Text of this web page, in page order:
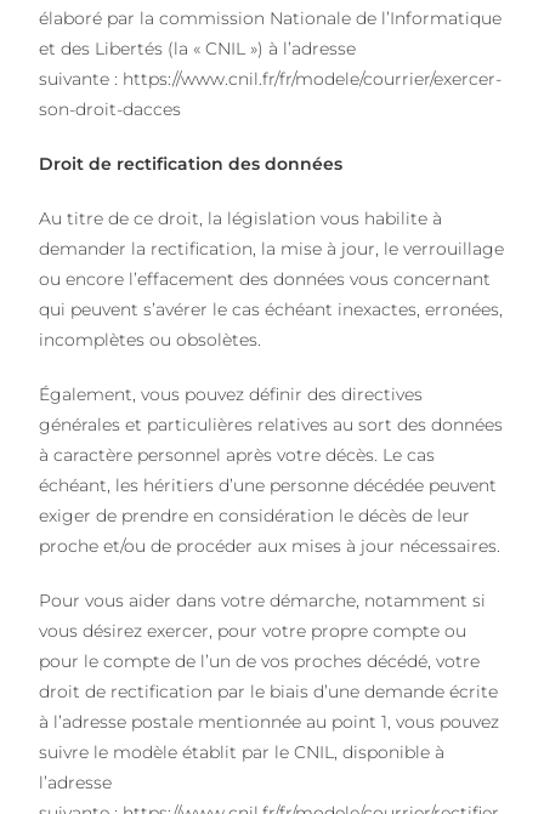
élaboré par la commission Nationale de l’Informatique
et des Libertés (la « CNIL ») à l’adresse
suivante : https://www.cnil.fr/fr/modele/courrier/exercer-
son-droit-dacces
Droit de rectification des données
Au titre de ce droit, la législation vous habilite à
demander la rectification, la mise à jour, le verrouillage
ou encore l’effacement des données vous concernant
qui peuvent s’avérer le cas échéant inexactes, erronées,
incomplètes ou obsolètes.
Également, vous pouvez définir des directives
générales et particulières relatives au sort des données
à caractère personnel après votre décès. Le cas
échéant, les héritiers d’une personne décédée peuvent
exiger de prendre en considération le décès de leur
proche et/ou de procéder aux mises à jour nécessaires.
Pour vous aider dans votre démarche, notamment si
vous désirez exercer, pour votre propre compte ou
pour le compte de l’un de vos proches décédé, votre
droit de rectification par le biais d’une demande écrite
à l’adresse postale mentionnée au point 1, vous pouvez
suivre le modèle établit par le CNIL, disponible à
l’adresse